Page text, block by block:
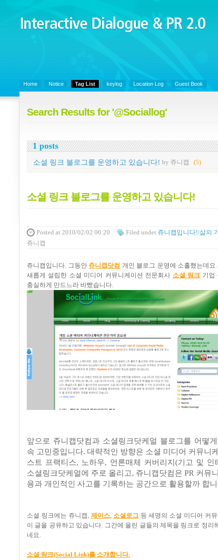
Interactive Dialogue &
PR 2.0
Home Notice Tag List keylog Location Log Guest Book
Search Results for '@Sociallog'
1 posts
소셜 링크 블로그를 운영하고 있습니다! by 쥬니캡 (5)
소셜 링크 블로그를 운영하고 있습니다!
Posted at 2010/02/02 00:20 Filed under 쥬니캡입니다!/삶의
쥬니캡
쥬니캡입니다. 그동안 쥬니캡닷컴 개인 블로그 운영에 소홀했는데요
새롭게 설립한 소셜 미디어 커뮤니케이션 전문회사 소셜 링크 기업
충실하게 만드느라 바빴습니다.
앞으로 쥬니캡닷컴과 소셜링크닷케얼 블로그를 어떻
속 고민중입니다. 대략적인 방향은 소셜 미디어 커뮤니
스트 프랙티스, 노하우, 언론매체 커버리지 (기고 및 인
소셜링크닷케얼에 주로 올리고, 쥬니캡닷컴은 PR 커뮤
용과 개인적인 사고를 기록하는 공간으로 활용할까 합
소셜 링크에는 쥬니캡 , 제이스, 소셜로그등 세명의 소셜 미디어 커
이 글을 공유하고 있습니다. 그간에 올린 글들의 제목을 링크로 정리
네요.
소셜 링크(Social Link)를 소개합니다.